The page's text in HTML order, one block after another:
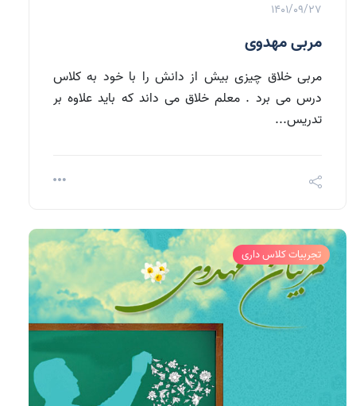
1401/09/27
مربی مهدوی
مربی خلاق چیزی بیش از دانش را با خود به کلاس
درس می برد . معلم خلاق می داند که باید علاوه بر
تدریس...
تجربیات کلاس داری